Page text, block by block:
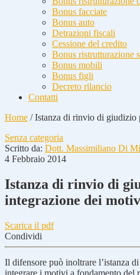
Bonus facciate
Bonus auto
Detrazioni fiscali
Cessione del credito
Bonus ristrutturazione
Bonus mobili
Bonus figli
Decreto rilancio
Contatti
Home /Istanza di rinvio di giudizio
Senza categoria
Scritto da: Dott. Massimiliano Di
4 Febbraio 2014
Istanza di rinvio di
integrazione dei
Scarica il pdf
Condividi
Il difensore può inoltrare l’istanza
integrare i motivi a fondamento del